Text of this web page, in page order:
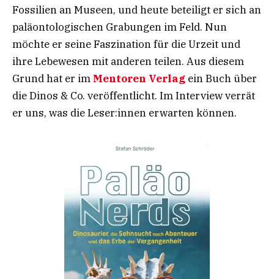
Fossilien an Museen, und heute beteiligt er sich an
paläontologischen Grabungen im Feld. Nun
möchte er seine Faszination für die Urzeit und
ihre Lebewesen mit anderen teilen. Aus diesem
Grund hat er im Mentoren Verlag ein Buch über
die Dinos & Co. veröffentlicht. Im Interview verrät
er uns, was die Leser:innen erwarten können.